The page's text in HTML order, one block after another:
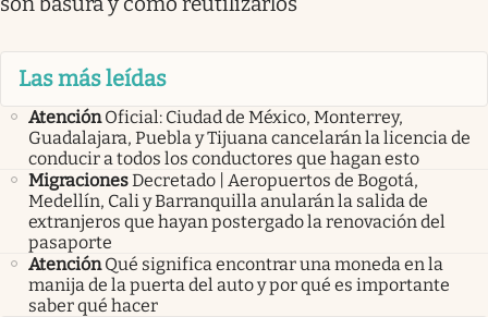
Las más leídas
Atención Oficial: Ciudad de México, Monterrey,
Guadalajara, Puebla y Tijuana cancelarán la licencia de
conducir a todos los conductores que hagan esto
MigracionesDecretado | Aeropuertos de Bogotá,
Medellín, Cali y Barranquilla anularán la salida de
extranjeros que hayan postergado la renovación del
pasaporte
Atención Qué significa encontrar una moneda en la
manija de la puerta del auto y por qué es importante
saber qué hacer